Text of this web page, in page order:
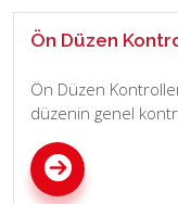
Ön Düzen
Ön Düzen
düzenin genel